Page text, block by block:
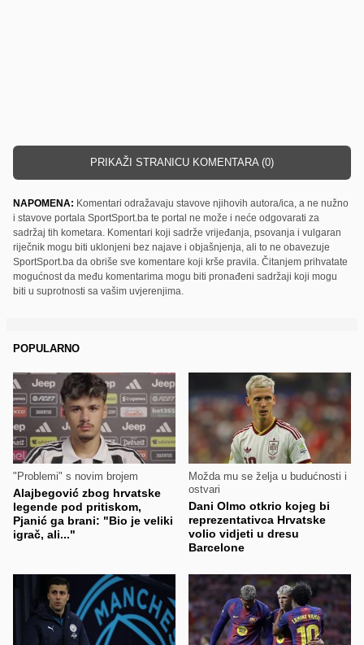
PRIKAŽI STRANICU KOMENTARA (0)
NAPOMENA: Komentari odražavaju stavove njihovih autora/ica, a ne nužno
i stavove portala SportSport.ba te portal ne može i neće odgovarati za
sadržaj tih kometara. Komentari koji sadrže vrijeđanja, psovanja i vulgaran
riječnik mogu biti uklonjeni bez najave i objašnjenja, ali to ne obavezuje
SportSport.ba da obriše sve komentare koji krše pravila. Čitanjem prihvatate
mogućnost da među komentarima mogu biti pronađeni sadržaji koji mogu
biti u suprotnosti sa vašim uvjerenjima.
POPULARNO
"Problemi" s novim brojem
Alajbegović zbog hrvatske
legende pod pritiskom,
Pjanić ga brani: "Bio je veliki
igrač, ali..."
Možda mu se želja u budućnosti i
ostvari
Dani Olmo otkrio kojeg bi
reprezentativca Hrvatske
volio vidjeti u dresu
Barcelone